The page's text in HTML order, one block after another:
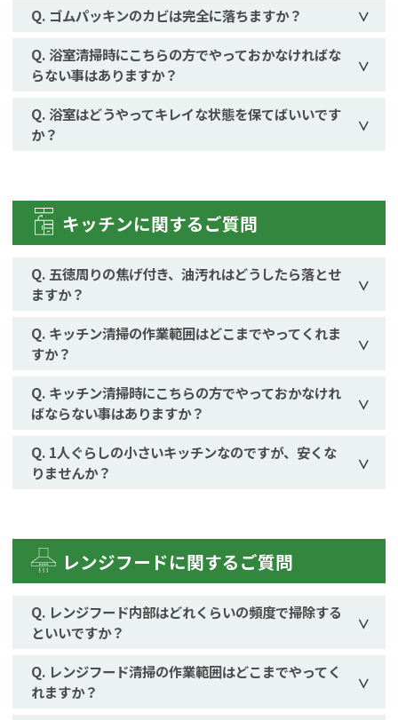
ゴムパッキンのカビは完全に落ちますか？
浴室清掃時にこちらの方でやっておかなければな
らない事はありますか？
浴室はどうやってキレイな状態を保てばいいです
か？
キッチンに関するご質問
五徳周りの焦げ付き、油汚れはどうしたら落とせ
ますか？
キッチン清掃の作業範囲はどこまでやってくれま
すか？
キッチン清掃時にこちらの方でやっておかなけれ
ばならない事はありますか？
1人ぐらしの小さいキッチンなのですが、安くな
りませんか？
レンジフードに関するご質問
レンジフード内部はどれくらいの頻度で掃除する
といいですか？
レンジフード清掃の作業範囲はどこまでやってく
れますか？